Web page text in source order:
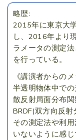
略歴:
2015年に東京大
し、2016年より
ラメータの測定
を行っている。
《講演者からのメ
半透明物体中で
散反射局面分布
BRDF(双方向反射
その測定法や利
いないように感